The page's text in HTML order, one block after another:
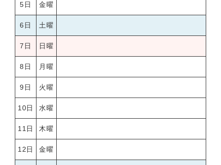
5日 金曜
6日 土曜
7日 日曜
8日 月曜
9日 火曜
10日 水曜
11日 木曜
12日 金曜